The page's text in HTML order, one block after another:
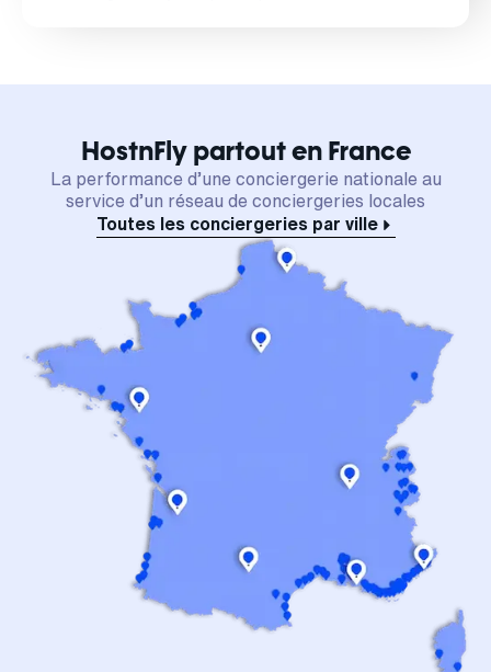
HostnFly partout en France
La performance d’une conciergerie nationale au
service d’un réseau de conciergeries locales
Toutes les conciergeries par ville